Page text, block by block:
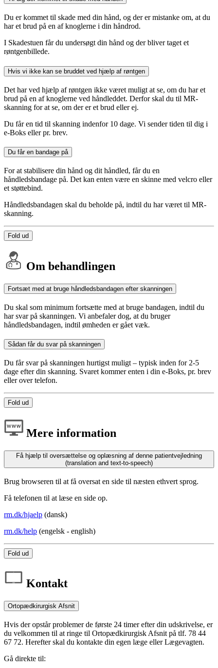
Du er kommet til skade med din hånd, og der er mistanke om, at du
har et brud på en af knoglerne i din håndrod.
I Skadestuen får du undersøgt din hånd og der bliver taget et
røntgenbillede.
Hvis vi ikke kan se bruddet ved hjælp af røntgen
Det har ved hjælp af røntgen ikke været muligt at se, om du har et
brud på en af knoglerne ved håndleddet. Derfor skal du til MR-
skanning for at se, om der er et brud eller ej.
Du får en tid til skanning indenfor 10 dage. Vi sender tiden til dig i
e-Boks eller pr. brev.
Du får en bandage på
For at stabilisere din hånd og dit håndled, får du en
håndledsbandage på. Det kan enten være en skinne med velcro eller
et støttebind.
Håndledsbandagen skal du beholde på, indtil du har været til MR-
skanning.
Fold ud
Om behandlingen
Fortsæt med at bruge håndledsbandagen efter skanningen
Du skal som minimum fortsætte med at bruge bandagen, indtil du
har svar på skanningen. Vi anbefaler dog, at du bruger
håndledsbandagen, indtil ømheden er gået væk.
Sådan får du svar på skanningen
Du får svar på skanningen hurtigst muligt – typisk inden for 2-5
dage efter din skanning. Svaret kommer enten i din e-Boks, pr. brev
eller over telefon.
Fold ud
Mere information
Få hjælp til oversættelse og oplæsning af denne patientvejledning
(translation and text-to-speech)
Brug browseren til at få oversat en side til næsten ethvert sprog.
Få telefonen til at læse en side op.
rm.dk/hjaelp (dansk)
rm.dk/help (engelsk - english)
Fold ud
Kontakt
Ortopædkirurgisk Afsnit
Hvis der opstår problemer de første 24 timer efter din udskrivelse, er
du velkommen til at ringe til Ortopædkirurgisk Afsnit på tlf. 78 44
67 72. Herefter skal du kontakte din egen læge eller Lægevagten.
Gå direkte til: